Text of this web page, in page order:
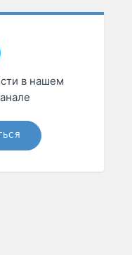
в нашем